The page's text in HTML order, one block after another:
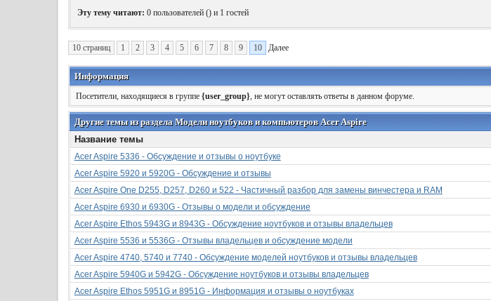
Эту тему читают: 0 пользователей () и 1 гостей
10 страниц 1 2 3 4 5 6 7 8 9 10 Далее
Информация
Посетители, находящиеся в группе {user_group}, не могут оставлять ответы в данном форуме.
Другие темы из раздела Модели ноутбуков и компьютеров Acer Aspire
Название темы
Acer Aspire 5336 - Обсуждение и отзывы о ноутбуке
Acer Aspire 5920 и 5920G - Обсуждение и отзывы
Acer Aspire One D255, D257, D260 и 522 - Частичный разбор для замены винчестера и RAM
Acer Aspire 6930 и 6930G - Отзывы о модели и обсуждение
Acer Aspire Ethos 5943G и 8943G - Обсуждение ноутбуков и отзывы владельцев
Acer Aspire 5536 и 5536G - Отзывы владельцев и обсуждение модели
Acer Aspire 4740, 5740 и 7740 - Обсуждение моделей ноутбуков и отзывы владельцев
Acer Aspire 5940G и 5942G - Обсуждение ноутбуков и отзывы владельцев
Acer Aspire Ethos 5951G и 8951G - Информация и отзывы о ноутбуках